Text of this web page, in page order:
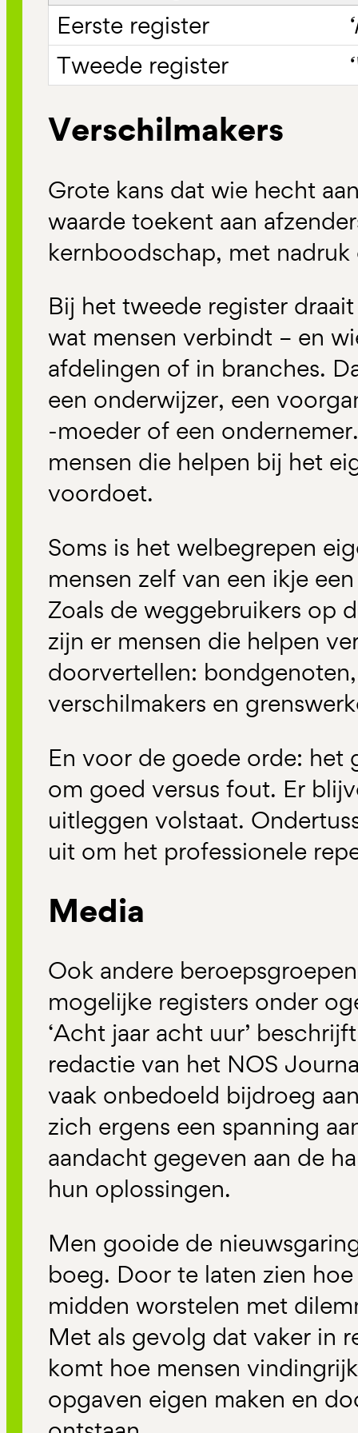
Verschilmakers
Grote kans dat wie hecht
waarde toekent aan
kernboodschap, met nadruk
Bij het tweede register
wat mensen verbindt – en
afdelingen of in branches.
een onderwijzer, een
-moeder of een
mensen die helpen bij het
voordoet.
Soms is het welbegrepen
mensen zelf van een ikje
Zoals de weggebruikers op
zijn er mensen die helpen
doorvertellen:
verschilmakers en
En voor de goede orde: het
om goed versus fout. Er
uitleggen volstaat.
uit om het professionele
Media
Ook andere
mogelijke registers onder
‘Acht jaar acht uur’
redactie van het NOS
vaak onbedoeld bijdroeg
zich ergens een spanning
aandacht gegeven aan de
hun oplossingen.
Men gooide de
boeg. Door te laten zien
midden worstelen met
Met als gevolg dat vaker in
komt hoe mensen
opgaven eigen maken en